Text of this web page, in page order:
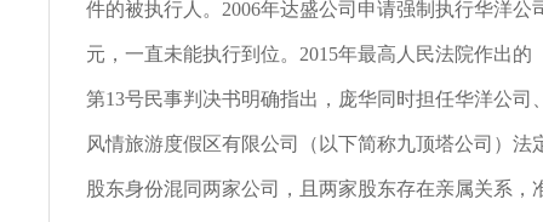
件的被执行人。2006年达盛公司申请强制执行华洋公
元，一直未能执行到位。2015年最高人民法院作出的
第13号民事判决书明确指出，庞华同时担任华洋公司
风情旅游度假区有限公司（以下简称九顶塔公司）法
股东身份混同两家公司，且两家股东存在亲属关系，